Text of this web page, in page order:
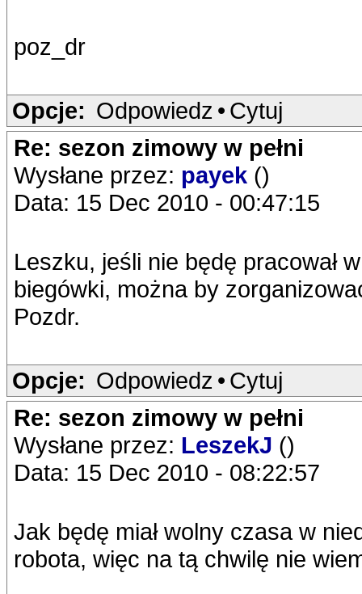
poz_dr
Opcje: Odpowiedz • Cytuj
Re: sezon zimowy w pełni
Wysłane przez: payek ()
Data: 15 Dec 2010 - 00:47:15
Leszku, jeśli nie będę pracował
biegówki, można by
Pozdr.
Opcje: Odpowiedz • Cytuj
Re: sezon zimowy w pełni
Wysłane przez: LeszekJ ()
Data: 15 Dec 2010 - 08:22:57
Jak będę miał wolny czasa w
robota, więc na tą chwilę nie